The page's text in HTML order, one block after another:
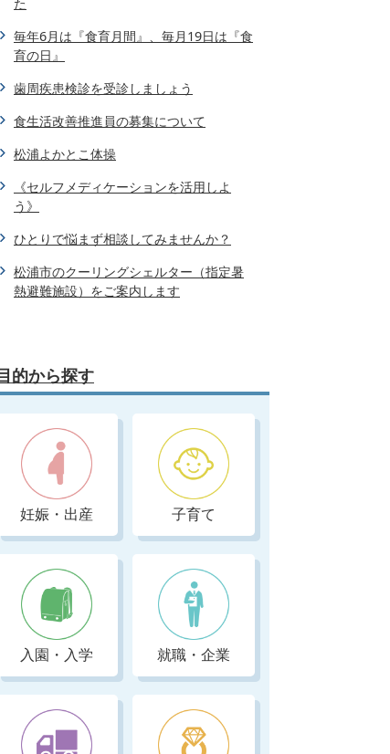
毎年6月は『食育月間』、毎月19日は『食
育の日』
歯周疾患検診を受診しましょう
食生活改善推進員の募集について
松浦よかとこ体操
《セルフメディケーションを活用しよ
う》
ひとりで悩まず相談してみませんか？
松浦市のクーリングシェルター（指定暑
熱避難施設）をご案内します
的から探す
妊娠・出産 子育て
入園・入学 就職・企業